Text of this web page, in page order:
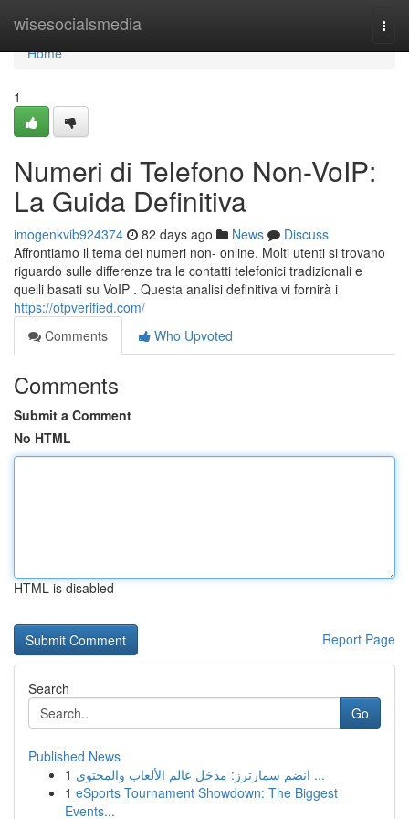
wisesocialsmedia
Home
Home
1
Numeri di Telefono Non-VoIP:
La Guida Definitiva
imogenkvib924374 82 days ago News
Discuss
Affrontiamo il tema dei numeri non- online. Molti utenti si trovano
riguardo sulle differenze tra le contatti telefonici tradizionali e
quelli basati su VoIP . Questa analisi definitiva vi fornirà i
https://otpverified.com/
Comments
Who Upvoted
Comments
Submit a Comment
No HTML
HTML is disabled
Report Page
Search
Go
Published News
1
انضم سمارترز: مدخل عالم الألعاب والمحتوى ...
1 eSports Tournament Showdown: The Biggest
Events...